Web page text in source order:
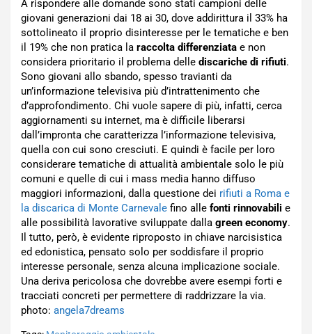
A rispondere alle domande sono stati campioni delle
giovani generazioni dai 18 ai 30, dove addirittura il 33% ha
sottolineato il proprio disinteresse per le tematiche e ben
il 19% che non pratica la raccolta differenziata e non
considera prioritario il problema delle discariche di rifiuti.
Sono giovani allo sbando, spesso travianti da
un’informazione televisiva più d’intrattenimento che
d’approfondimento. Chi vuole sapere di più, infatti, cerca
aggiornamenti su internet, ma è difficile liberarsi
dall’impronta che caratterizza l’informazione televisiva,
quella con cui sono cresciuti. E quindi è facile per loro
considerare tematiche di attualità ambientale solo le più
comuni e quelle di cui i mass media hanno diffuso
maggiori informazioni, dalla questione dei rifiuti a Roma e
la discarica di Monte Carnevale fino alle fonti rinnovabili e
alle possibilità lavorative sviluppate dalla green economy.
Il tutto, però, è evidente riproposto in chiave narcisistica
ed edonistica, pensato solo per soddisfare il proprio
interesse personale, senza alcuna implicazione sociale.
Una deriva pericolosa che dovrebbe avere esempi forti e
tracciati concreti per permettere di raddrizzare la via.
photo: angela7dreams